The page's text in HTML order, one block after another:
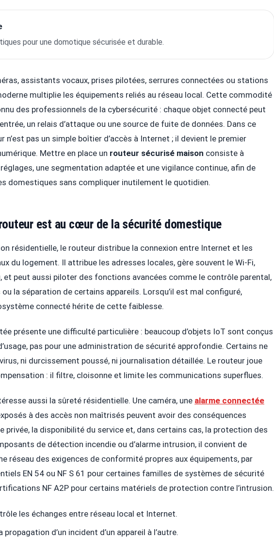
pour une domotique sécurisée et durable.
assistants vocaux, prises pilotées, serrures connectées ou stations
multiplie les équipements reliés au réseau local. Cette commodité
des professionnels de la cybersécurité : chaque objet connecté peut
un relais d’attaque ou une source de fuite de données. Dans ce
n’est pas un simple boîtier d’accès à Internet ; il devient le premier
Mettre en place un routeur sécurisé maison consiste à
une segmentation adaptée et une vigilance continue, afin de
domestiques sans compliquer inutilement le quotidien.
est au cœur de la sécurité domestique
résidentielle, le routeur distribue la connexion entre Internet et les
du logement. Il attribue les adresses locales, gère souvent le Wi-Fi,
et peut aussi piloter des fonctions avancées comme le contrôle parental,
la séparation de certains appareils. Lorsqu’il est mal configuré,
connecté hérite de cette faiblesse.
présente une difficulté particulière : beaucoup d’objets IoT sont conçus
pas pour une administration de sécurité approfondie. Certains ne
ni durcissement poussé, ni journalisation détaillée. Le routeur joue
: il filtre, cloisonne et limite les communications superflues.
aussi la sûreté résidentielle. Une caméra, une alarme connectée
à des accès non maîtrisés peuvent avoir des conséquences
privée, la disponibilité du service et, dans certains cas, la protection des
de détection incendie ou d’alarme intrusion, il convient de
réseau des exigences de conformité propres aux équipements, par
EN 54 ou NF S 61 pour certaines familles de systèmes de sécurité
NF A2P pour certains matériels de protection contre l’intrusion.
les échanges entre réseau local et Internet.
d’un incident d’un appareil à l’autre.